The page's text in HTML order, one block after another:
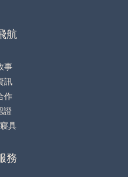
航
事
訊
作
證
具
務